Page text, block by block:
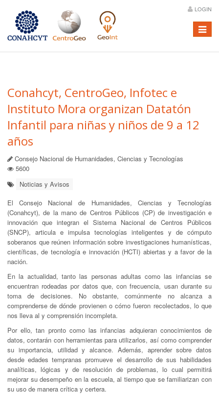
LOGIN
Menú
Conahcyt, CentroGeo, Infotec e
Instituto Mora organizan Datatón
Infantil para niñas y niños de 9 a 12
años
Consejo Nacional de Humanidades, Ciencias y Tecnologías
5600
Noticias y Avisos
El Consejo Nacional de Humanidades, Ciencias y Tecnologías
(Conahcyt), de la mano de Centros Públicos (CP) de investigación e
innovación que integran el Sistema Nacional de Centros Públicos
(SNCP), articula e impulsa tecnologías inteligentes y de cómputo
soberanos que reúnen información sobre investigaciones humanísticas,
científicas, de tecnología e innovación (HCTI) abiertas y a favor de la
nación.
En la actualidad, tanto las personas adultas como las infancias se
encuentran rodeadas por datos que, con frecuencia, usan durante su
toma de decisiones. No obstante, comúnmente no alcanza a
comprenderse de dónde provienen o cómo fueron recolectados, lo que
nos lleva al y comprensión incompleta.
Por ello, tan pronto como las infancias adquieran conocimientos de
datos, contarán con herramientas para utilizarlos, así como comprender
su importancia, utilidad y alcance. Además, aprender sobre datos
desde edades tempranas promueve el desarrollo de sus habilidades
analíticas, lógicas y de resolución de problemas, lo cual permitirá
mejorar su desempeño en la escuela, al tiempo que se familiarizan con
su uso de manera crítica y certera.